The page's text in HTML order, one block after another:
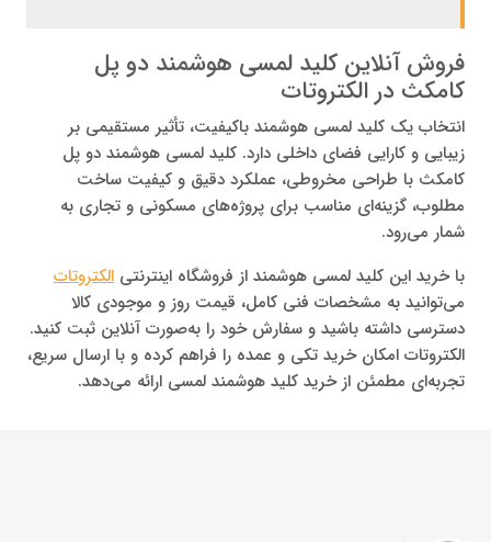
فروش آنلاین کلید لمسی هوشمند دو پل
کامکث در الکتروتات
انتخاب یک کلید لمسی هوشمند باکیفیت، تأثیر مستقیمی بر
زیبایی و کارایی فضای داخلی دارد. کلید لمسی هوشمند دو پل
کامکث با طراحی مخروطی، عملکرد دقیق و کیفیت ساخت
مطلوب، گزینه‌ای مناسب برای پروژه‌های مسکونی و تجاری به
شمار می‌رود.
با خرید این کلید لمسی هوشمند از فروشگاه اینترنتی الکتروتات
می‌توانید به مشخصات فنی کامل، قیمت روز و موجودی کالا
دسترسی داشته باشید و سفارش خود را به‌صورت آنلاین ثبت کنید.
الکتروتات امکان خرید تکی و عمده را فراهم کرده و با ارسال سریع،
تجربه‌ای مطمئن از خرید کلید هوشمند لمسی ارائه می‌دهد.